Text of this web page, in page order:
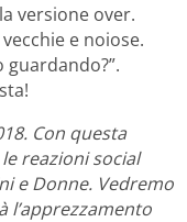
versione over.
e noiose.
Con questa
reazioni social
e Donne. Vedremo
l’apprezzamento